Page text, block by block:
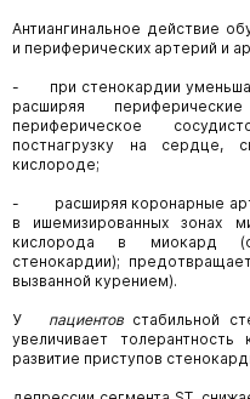
Антиангинальное действие
и периферических артерий и
- при стенокардии
расширяя
периферическое
постнагрузку на сердце,
кислороде;
- расширяя коронарные
в ишемизированных зонах
кислорода в миокард
стенокардии);
вызванной курением).
У пациентов стабильной
увеличивает толерантность
развитие приступов